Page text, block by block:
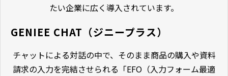
たい企業に広く導入されています。
GENIEE CHAT（ジニープラス）
チャットによる対話の中で、そのまま商品の購入や資料
請求の入力を完結させられる「EFO（入力フォーム最適